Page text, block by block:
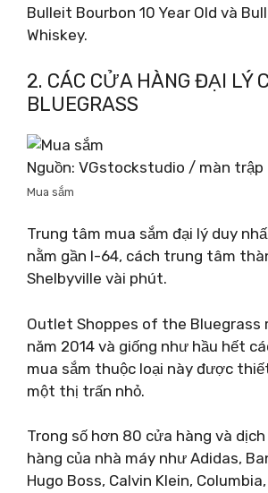
Bulleit Bourbon 10 Year Old và
Whiskey.
2. CÁC CỬA HÀNG ĐẠI LÝ
BLUEGRASS
Nguồn: VGstockstudio / màn trập
Mua sắm
Trung tâm mua sắm đại lý duy
nằm gần I-64, cách trung tâm
Shelbyville vài phút.
Outlet Shoppes of the Bluegrass
năm 2014 và giống như hầu hết
mua sắm thuộc loại này được
một thị trấn nhỏ.
Trong số hơn 80 cửa hàng và
hàng của nhà máy như Adidas,
Hugo Boss, Calvin Klein,